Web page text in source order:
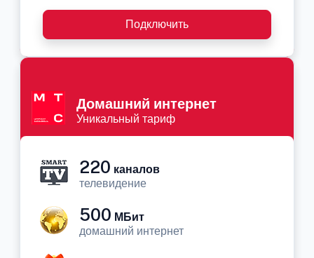
Подключить
Домашний интернет
Уникальный тариф
220 каналов
телевидение
500 МБит
домашний интернет